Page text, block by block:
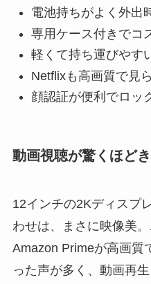
電池持ちがよく外出
専用ケース付きでコ
軽くて持ち運びやす
Netflixも高画質で見
顔認証が便利でロッ
動画視聴が驚くほど
12インチの2Kディスプ
わせは、まさに映像美
Amazon Primeが高画質
った声が多く、動画再